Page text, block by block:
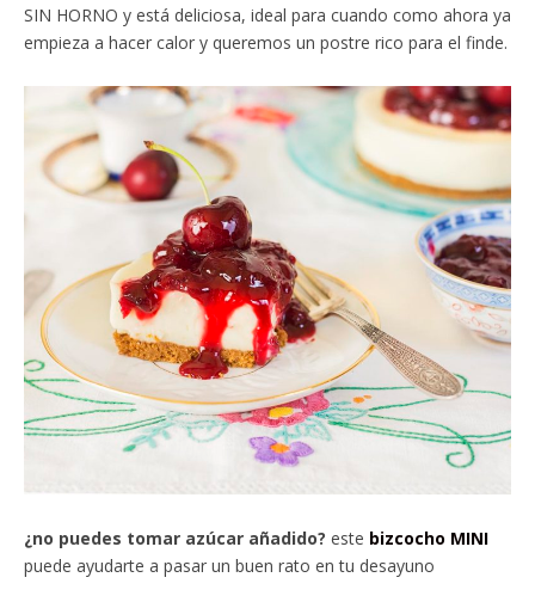
SIN HORNO y está deliciosa, ideal para cuando como ahora ya
empieza a hacer calor y queremos un postre rico para el finde.
¿no puedes tomar azúcar añadido? este bizcocho MINI
puede ayudarte a pasar un buen rato en tu desayuno